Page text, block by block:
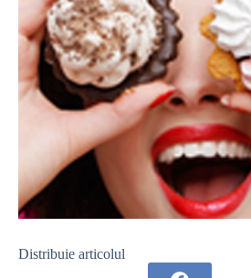
Distribuie articolul